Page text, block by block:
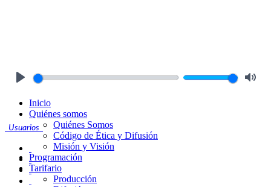
Usuarios
Inicio
Quiénes somos
Quiénes Somos
Código de Ética y Difusión
Misión y Visión
Programación
Tarifario
Producción